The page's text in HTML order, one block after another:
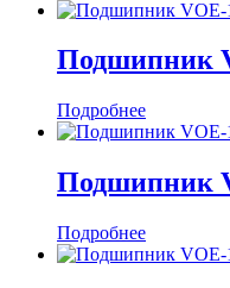
Подшипник
Подробнее
Подшипник
Подробнее